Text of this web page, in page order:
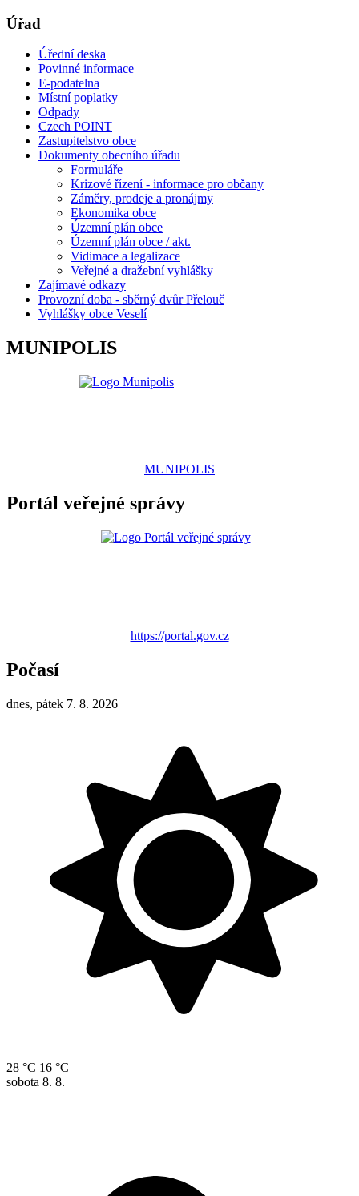
Úřad
Úřední deska
Povinné informace
E-podatelna
Místní poplatky
Odpady
Czech POINT
Zastupitelstvo obce
Dokumenty obecního úřadu
Formuláře
Krizové řízení - informace pro občany
Záměry, prodeje a pronájmy
Ekonomika obce
Územní plán obce
Územní plán obce / akt.
Vidimace a legalizace
Veřejné a dražební vyhlášky
Zajímavé odkazy
Provozní doba - sběrný dvůr Přelouč
Vyhlášky obce Veselí
MUNIPOLIS
MUNIPOLIS
Portál veřejné správy
https://portal.gov.cz
Počasí
dnes, pátek 7. 8. 2026
28 °C 16 °C
sobota 8. 8.